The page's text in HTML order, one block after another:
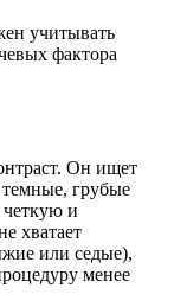
учитывать
фактора
Он ищет
грубые
четкую и
хватает
или седые),
менее